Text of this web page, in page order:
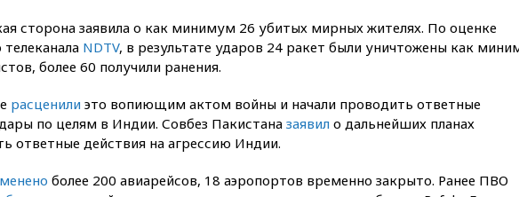
критикой Трампа по поводу
оборонном предприятии
14:21 АТОР сообщила о
14:19Масштабный сбой
сторона заявила о как минимум 26 убитых мирных жителях. По оценке
NDTV, в результате ударов 24 ракет были уничтожены как
более 60 получили ранения.
расценили это вопиющим актом войны и начали проводить ответные
по целям в Индии. Совбез Пакистана заявил о дальнейших планах
ответные действия на агрессию Индии.
более 200 авиарейсов, 18 аэропортов временно закрыто. Ранее ПВО